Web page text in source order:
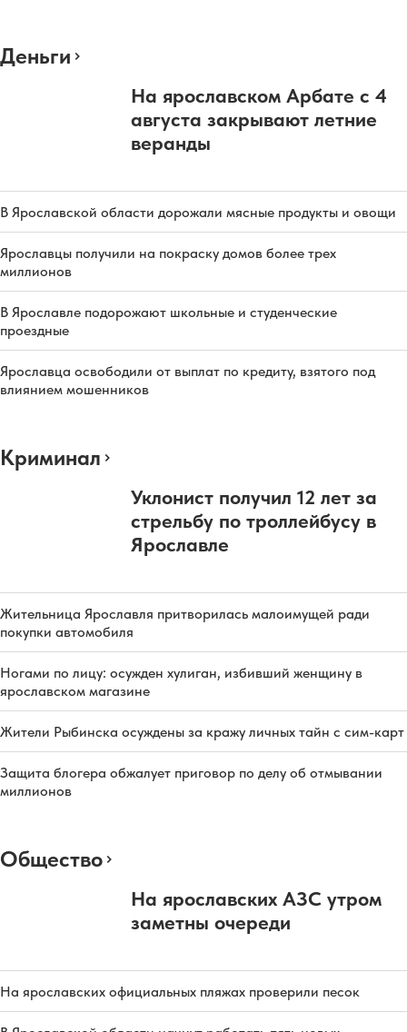
Деньги
На ярославском Арбате с 4
августа закрывают летние
веранды
В Ярославской области дорожали мясные продукты и овощи
Ярославцы получили на покраску домов более трех
миллионов
В Ярославле подорожают школьные и студенческие
проездные
Ярославца освободили от выплат по кредиту, взятого под
влиянием мошенников
Криминал
Уклонист получил 12 лет за
стрельбу по троллейбусу в
Ярославле
Жительница Ярославля притворилась малоимущей ради
покупки автомобиля
Ногами по лицу: осужден хулиган, избивший женщину в
ярославском магазине
Жители Рыбинска осуждены за кражу личных тайн с сим-карт
Защита блогера обжалует приговор по делу об отмывании
миллионов
Общество
На ярославских АЗС утром
заметны очереди
На ярославских официальных пляжах проверили песок